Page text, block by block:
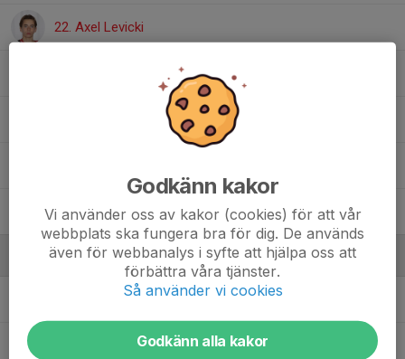
22. Axel Levicki
27. Mohammad Fawaz AI Jassem
35. Greta Andersson
Ledare
Huvudtränare
Lagledare / Huvudtränare
Godkänn kakor
Vi använder oss av kakor (cookies) för att vår
webbplats ska fungera bra för dig. De används
även för webbanalys i syfte att hjälpa oss att
förbättra våra tjänster.
Så använder vi cookies
Godkänn alla kakor